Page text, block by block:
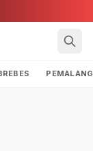
PEMALANG